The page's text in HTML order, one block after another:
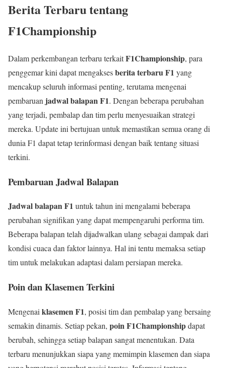
Berita Terbaru tentang
F1Championship
Dalam perkembangan terbaru terkaitF1Championship, para
penggemar kini dapat mengaksesberita terbaru F1 yang
mencakup seluruh informasi penting, terutama mengenai
pembaruan jadwal balapan F1. Dengan beberapa perubahan
yang terjadi, pembalap dan tim perlu menyesuaikan strategi
mereka. Update ini bertujuan untuk memastikan semua orang di
dunia F1 dapat tetap terinformasi dengan baik tentang situasi
terkini.
Pembaruan Jadwal Balapan
Jadwal balapan F1 untuk tahun ini mengalami beberapa
perubahan signifikan yang dapat mempengaruhi performa tim.
Beberapa balapan telah dijadwalkan ulang sebagai dampak dari
kondisi cuaca dan faktor lainnya. Hal ini tentu memaksa setiap
tim untuk melakukan adaptasi dalam persiapan mereka.
Poin dan Klasemen Terkini
Mengenai klasemen F1, posisi tim dan pembalap yang bersaing
semakin dinamis. Setiap pekan, poin F1Championshipdapat
berubah, sehingga setiap balapan sangat menentukan. Data
terbaru menunjukkan siapa yang memimpin klasemen dan siapa